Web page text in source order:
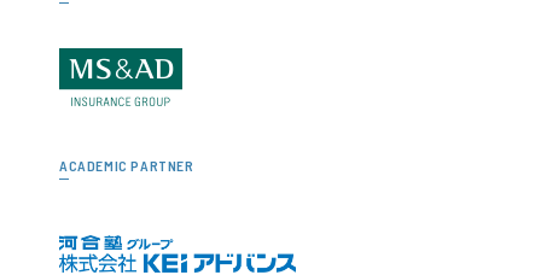
ACADEMIC PARTNER